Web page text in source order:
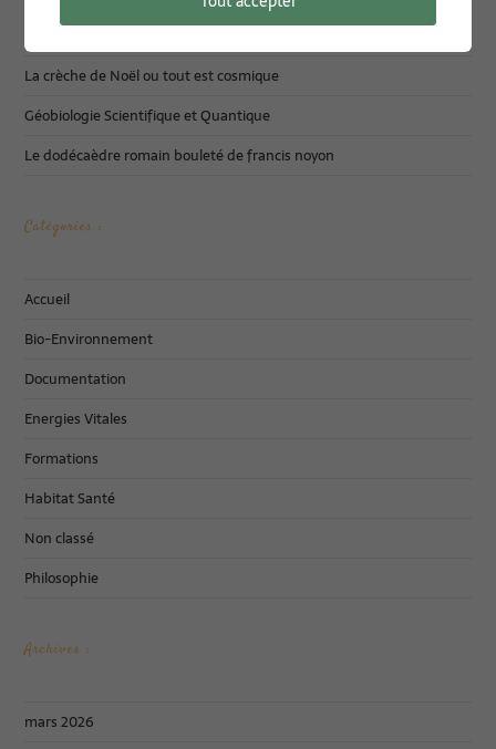
La crèche de Noël ou tout est cosmique
Géobiologie Scientifique et Quantique
Le dodécaèdre romain bouleté de francis noyon
Catégories :
Accueil
Bio-Environnement
Documentation
Energies Vitales
Formations
Habitat Santé
Non classé
Philosophie
Archives :
mars 2026